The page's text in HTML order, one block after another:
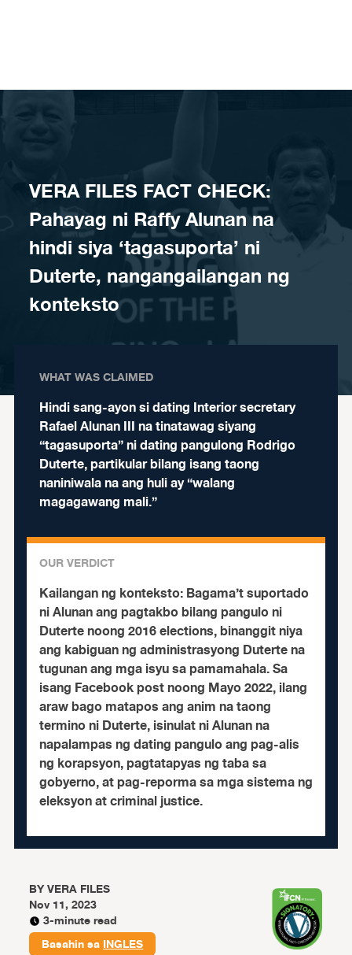
VERA FILES FACT CHECK:
Pahayag ni Raffy Alunan na
hindi siya ‘tagasuporta’ ni
Duterte, nangangailangan ng
konteksto
WHAT WAS CLAIMED
Hindi sang-ayon si dating Interior secretary
Rafael Alunan III na tinatawag siyang
“tagasuporta” ni dating pangulong Rodrigo
Duterte, partikular bilang isang taong
naniniwala na ang huli ay “walang
magagawang mali.”
OUR VERDICT
Kailangan ng konteksto:Bagama’t suportado
ni Alunan ang pagtakbo bilang pangulo ni
Duterte noong 2016 elections, binanggit niya
ang kabiguan ng administrasyong Duterte na
tugunan ang mga isyu sa pamamahala.Sa
isang Facebook post noong Mayo 2022, ilang
araw bago matapos ang anim na taong
termino ni Duterte, isinulat ni Alunan na
napalampas ng dating pangulo ang pag-alis
ng korapsyon, pagtatapyas ng taba sa
gobyerno, at pag-reporma sa mga sistema ng
eleksyon at criminal justice.
BYVERA FILES
Nov 11, 2023
3-minute read
Basahin saINGLES